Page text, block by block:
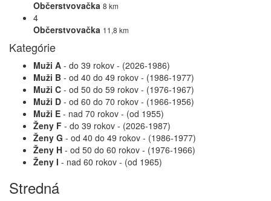
Občerstvovačka 8 km
4
Občerstvovačka 11,8 km
Kategórie
Muži A - do 39 rokov - (2026-1986)
Muži B - od 40 do 49 rokov - (1986-1977)
Muži C - od 50 do 59 rokov - (1976-1967)
Muži D - od 60 do 70 rokov - (1966-1956)
Muži E - nad 70 rokov - (od 1955)
Ženy F - do 39 rokov - (2026-1987)
Ženy G - od 40 do 49 rokov - (1986-1977)
Ženy H - od 50 do 60 rokov - (1976-1966)
Ženy I - nad 60 rokov - (od 1965)
Stredná